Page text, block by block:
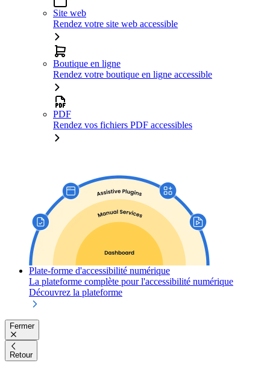
Site web
Rendez votre site web accessible
Boutique en ligne
Rendez votre boutique en ligne accessible
PDF
Rendez vos fichiers PDF accessibles
Plate-forme d'accessibilité numérique
La plateforme complète pour l'accessibilité numérique
Découvrez la plateforme
Fermer
Retour